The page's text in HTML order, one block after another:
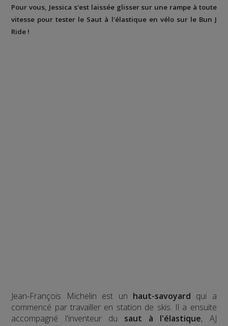
Pour vous, Jessica s'est laissée glisser sur une rampe à toute
vitesse pour tester le Saut à l'élastique en vélo sur le Bun J
Ride !
Jean-François Michelin est un haut-savoyard qui a
commencé par travailler en station de skis. Il a ensuite
accompagné l'inventeur du saut à l'élastique, AJ